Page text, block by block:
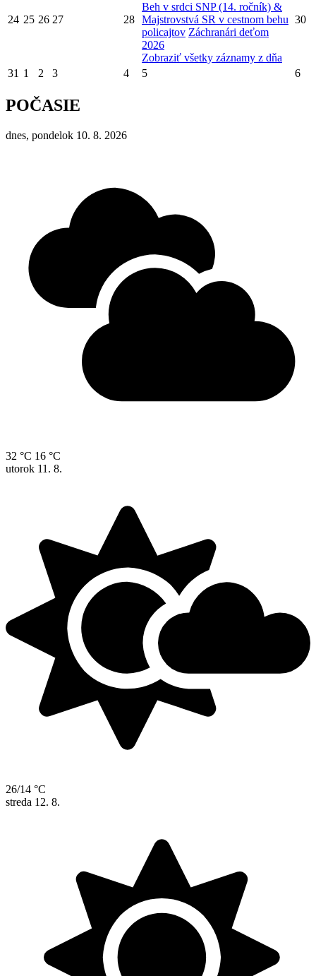
24 25 26 27 28
Beh v srdci SNP (14. ročník) &
Majstrovstvá SR v cestnom behu
policajtov Záchranári deťom
2026
Zobraziť všetky záznamy z dňa
30
31 1 2 3 4 5 6
POČASIE
dnes, pondelok 10. 8. 2026
32 °C 16 °C
utorok 11. 8.
26/14 °C
streda 12. 8.